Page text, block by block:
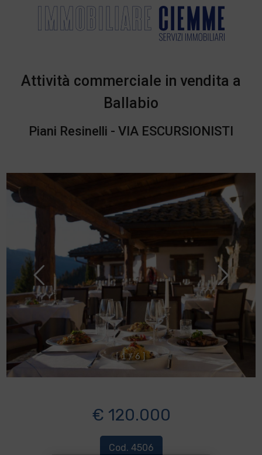
Attività commerciale in vendita a
Ballabio
Piani Resinelli - VIA ESCURSIONISTI
[ 1 / 6
€ 120.000
Cod. 4506